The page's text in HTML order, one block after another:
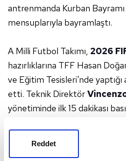
Reddet
antrenmanda Kurban Bayramı
mensuplarıyla bayramlaştı.
A Milli Futbol Takımı, 2026
hazırlıklarına TFF Hasan
ve Eğitim Tesisleri'nde
etti. Teknik Direktör
yönetiminde ilk 15 dakikası
etti. Milliler, antrenmanın